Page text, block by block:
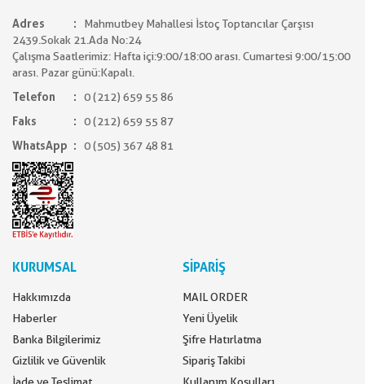
Adres
Mahmutbey Mahallesi İstoç Toptancılar Çarşısı
2439.Sokak 21.Ada No:24
Çalışma Saatlerimiz: Hafta içi:9:00/18:00 arası. Cumartesi 9:00/15:00
arası. Pazar günü:Kapalı.
Telefon
0 (212) 659 55 86
Faks
0 (212) 659 55 87
WhatsApp
0 (505) 367 48 81
KURUMSAL
Hakkımızda
Haberler
Banka Bilgilerimiz
Gizlilik ve Güvenlik
SİPARİŞ
MAIL ORDER
Yeni Üyelik
Şifre Hatırlatma
Sipariş Takibi